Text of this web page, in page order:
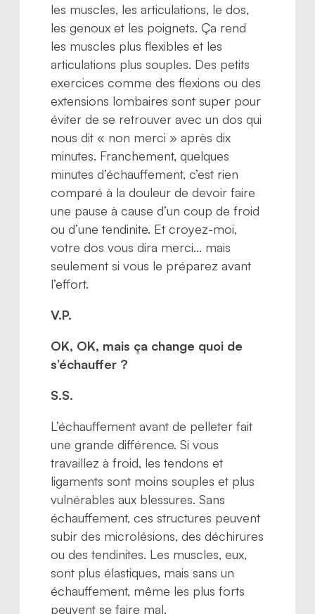
les muscles, les articulations, le dos,
les genoux et les poignets. Ça rend
les muscles plus flexibles et les
articulations plus souples. Des petits
exercices comme des flexions ou des
extensions lombaires sont super pour
éviter de se retrouver avec un dos qui
nous dit « non merci » après dix
minutes. Franchement, quelques
minutes d’échauffement, c’est rien
comparé à la douleur de devoir faire
une pause à cause d’un coup de froid
ou d’une tendinite. Et croyez-moi,
votre dos vous dira merci… mais
seulement si vous le préparez avant
l’effort.
V.P.
OK, OK, mais ça change quoi de
s’échauffer ?
S.S.
L’échauffement avant de pelleter fait
une grande différence. Si vous
travaillez à froid, les tendons et
ligaments sont moins souples et plus
vulnérables aux blessures. Sans
échauffement, ces structures peuvent
subir des microlésions, des déchirures
ou des tendinites. Les muscles, eux,
sont plus élastiques, mais sans un
échauffement, même les plus forts
peuvent se faire mal.